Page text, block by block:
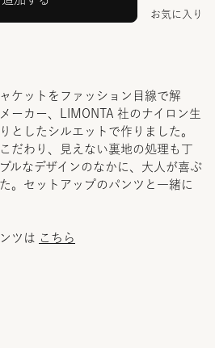
お気に入り
ケットをファッション目線で解
ーカー、LIMONTA 社のナイロン生
としたシルエットで作りました。
だわり、見えない裏地の処理も丁
ルなデザインのなかに、大人が喜ぶ
。セットアップのパンツと一緒に
ツは こちら